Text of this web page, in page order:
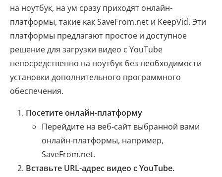
на ноутбук, на ум сразу приходят онлайн-
платформы, такие как SaveFrom.net и KeepVid. Эти
платформы предлагают простое и доступное
решение для загрузки видео с YouTube
непосредственно на ноутбук без необходимости
установки дополнительного программного
обеспечения.
Посетите онлайн-платформу
Перейдите на веб-сайт выбранной вами
онлайн-платформы, например,
SaveFrom.net.
Вставьте URL-адрес видео с YouTube.